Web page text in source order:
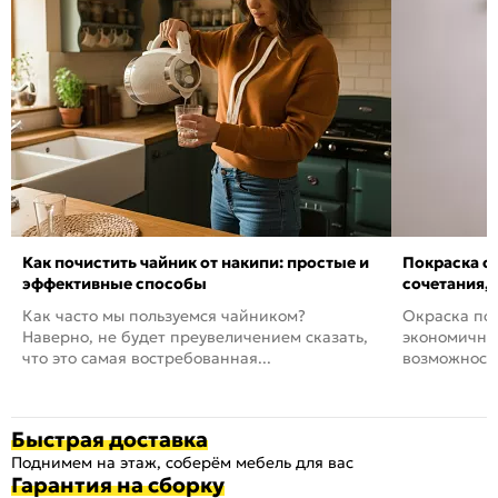
Как почистить чайник от накипи: простые и
эффективные способы
Как часто мы пользуемся чайником?
Наверно, не будет преувеличением сказать,
что это самая востребованная...
Покраска
сочетания,
Окраска
Быстрая доставка
Поднимем на этаж, соберём мебель для вас
Гарантия на сборку